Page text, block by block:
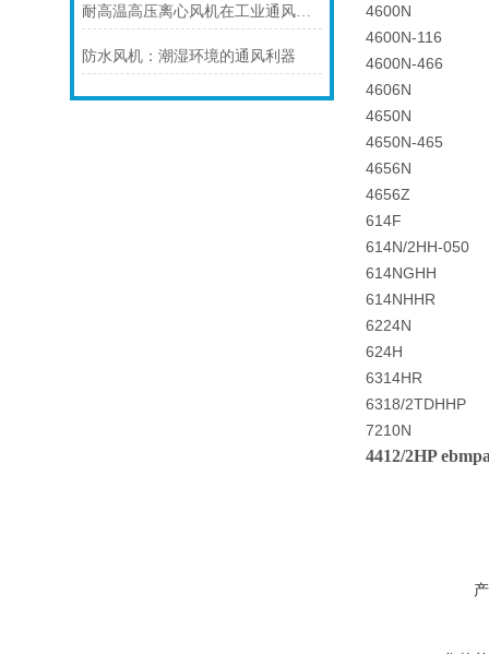
耐高温高压离心风机在工业通风方面发挥着重要作用
防水风机：潮湿环境的通风利器
4600N
4600N-116
4600N-466
4606N
4650N
4650N-465
4656N
4656Z
614F
614N/2HH-050
614NGHH
614NHHR
6224N
624H
6314HR
6318/2TDHHP
7210N
4412/2HP